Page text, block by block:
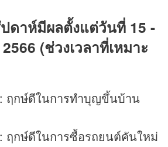
ดาห์มีผลตั้งแต่วันที่ 15 -
(ช่วงเวลาที่เหมาะ
: ฤกษ์ดีในการทำบุญขึ้นบ้าน
ฤกษ์ดีในการซื้อรถยนต์คันใหม่